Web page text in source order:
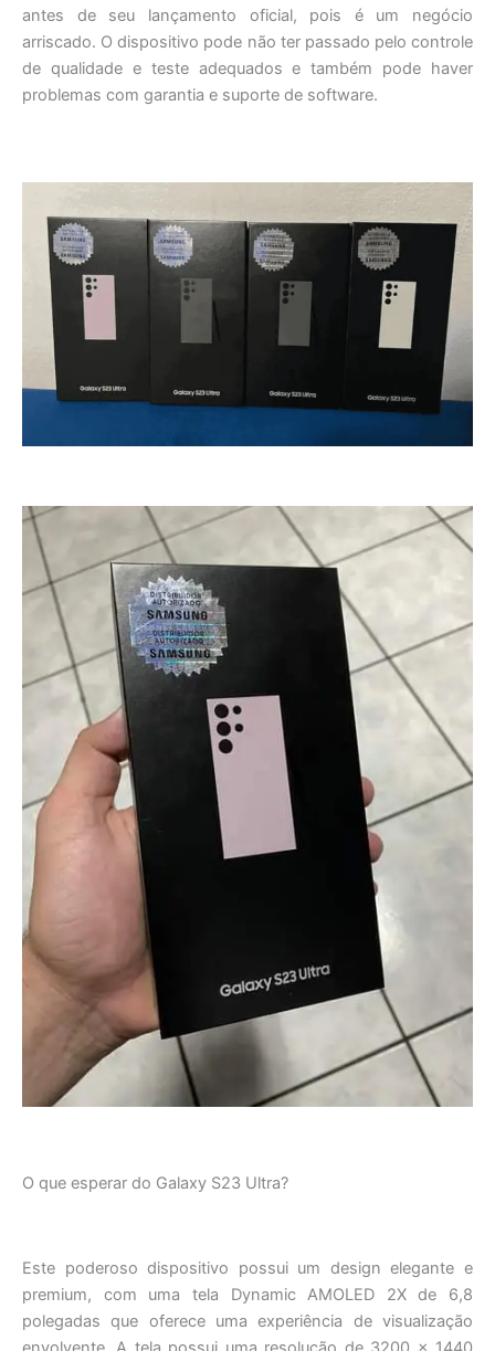
antes de seu lançamento oficial, pois é um negócio
arriscado. O dispositivo pode não ter passado pelo controle
de qualidade e teste adequados e também pode haver
problemas com garantia e suporte de software.
O que esperar do Galaxy S23 Ultra?
Este poderoso dispositivo possui um design elegante e
premium, com uma tela Dynamic AMOLED 2X de 6,8
polegadas que oferece uma experiência de visualização